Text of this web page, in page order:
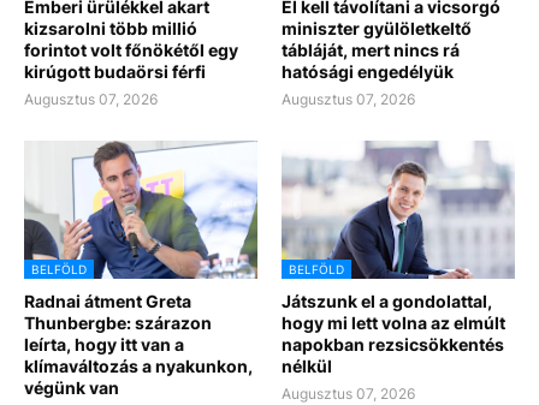
Emberi ürülékkel akart
kizsarolni több millió
forintot volt főnökétől egy
kirúgott budaörsi férfi
Augusztus 07, 2026
El kell távolítani a vicsorgó
miniszter gyülöletkeltő
tábláját, mert nincs rá
hatósági engedélyük
Augusztus 07, 2026
BELFÖLD
Radnai átment Greta
Thunbergbe: szárazon
leírta, hogy itt van a
klímaváltozás a nyakunkon,
végünk van
BELFÖLD
Játszunk el a gondolattal,
hogy mi lett volna az elmúlt
napokban rezsicsökkentés
nélkül
Augusztus 07, 2026